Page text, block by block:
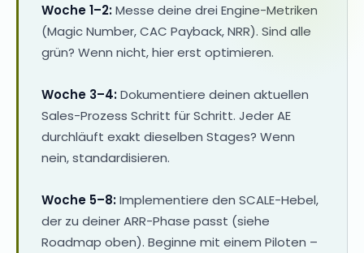
Woche 1–2:Messe deine drei Engine-Metriken
(Magic Number, CAC Payback, NRR). Sind alle
grün? Wenn nicht, hier erst optimieren.
Woche 3–4:Dokumentiere deinen aktuellen
Sales-Prozess Schritt für Schritt. Jeder AE
durchläuft exakt dieselben Stages? Wenn
nein, standardisieren.
Woche 5–8:Implementiere den SCALE-Hebel,
der zu deiner ARR-Phase passt (siehe
Roadmap oben). Beginne mit einem Piloten –